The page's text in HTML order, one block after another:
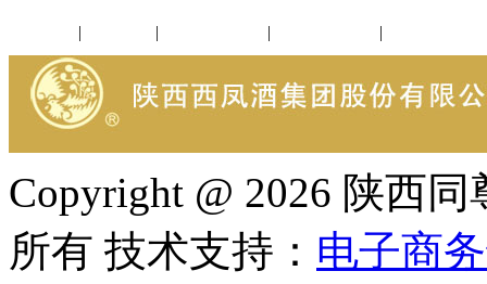
| | | |
Copyright @ 2026 陕西
所有 技术支持： 电子商